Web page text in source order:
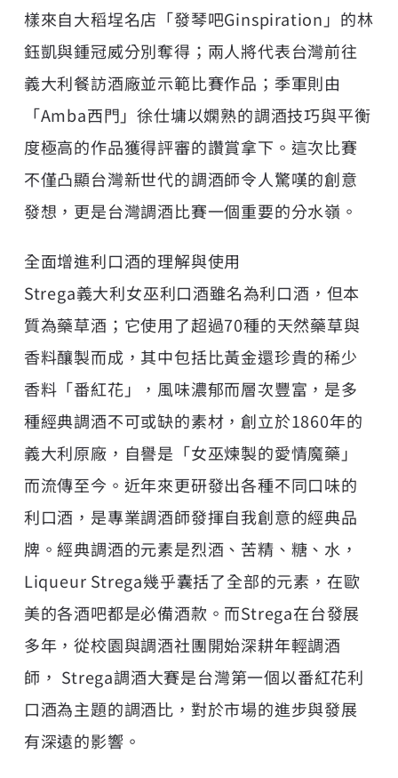
樣來自大稻埕名店「發琴吧Ginspiration」的林
鈺凱與鍾冠威分別奪得；兩人將代表台灣前往
義大利餐訪酒廠並示範比賽作品；季軍則由
「Amba西門」徐仕墉以嫻熟的調酒技巧與平衡
度極高的作品獲得評審的讚賞拿下。這次比賽
不僅凸顯台灣新世代的調酒師令人驚嘆的創意
發想，更是台灣調酒比賽一個重要的分水嶺。
全面增進利口酒的理解與使用
Strega義大利女巫利口酒雖名為利口酒，但本
質為藥草酒；它使用了超過70種的天然藥草與
香料釀製而成，其中包括比黃金還珍貴的稀少
香料「番紅花」，風味濃郁而層次豐富，是多
種經典調酒不可或缺的素材，創立於1860年的
義大利原廠，自譽是「女巫煉製的愛情魔藥」
而流傳至今。近年來更研發出各種不同口味的
利口酒，是專業調酒師發揮自我創意的經典品
牌。經典調酒的元素是烈酒、苦精、糖、水，
Liqueur Strega幾乎囊括了全部的元素，在歐
美的各酒吧都是必備酒款。而Strega在台發展
多年，從校園與調酒社團開始深耕年輕調酒
師， Strega調酒大賽是台灣第一個以番紅花利
口酒為主題的調酒比，對於市場的進步與發展
有深遠的影響。